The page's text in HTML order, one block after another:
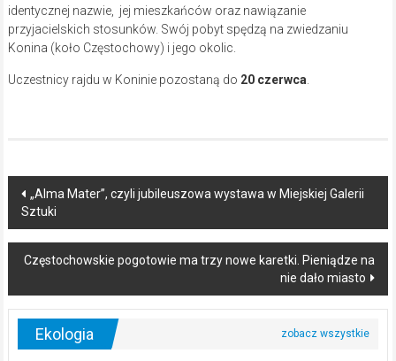
identycznej nazwie, jej mieszkańców oraz nawiązanie
przyjacielskich stosunków. Swój pobyt spędzą na zwiedzaniu
Konina (koło Częstochowy) i jego okolic.
Uczestnicy rajdu w Koninie pozostaną do 20 czerwca
Post
navigation
„Alma Mater”, czyli jubileuszowa wystawa w Miejskiej Galerii
Sztuki
Częstochowskie pogotowie ma trzy nowe karetki. Pieniądze na
nie dało miasto
Ekologia